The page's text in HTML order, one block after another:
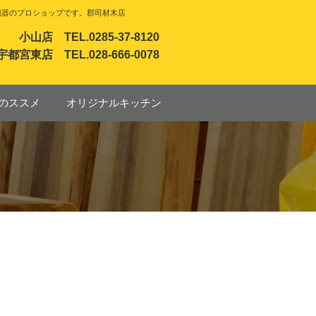
のプロショップです。郡司材木店
小山店 TEL.0285-37-8120
都宮東店 TEL.028-666-0078
ススメ オリジナルキッチン